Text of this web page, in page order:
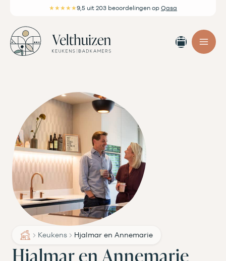
inhoud
★★★★★9,5 uit 203 beoordelingen op Qasa
maken
Keukens Hjalmar en Annemarie
Hjalmar en Annemarie